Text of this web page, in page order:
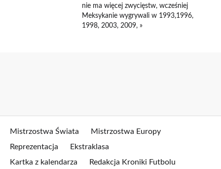
nie ma więcej zwycięstw, wcześniej
Meksykanie wygrywali w 1993,1996,
1998, 2003, 2009, »
Mistrzostwa Świata
Mistrzostwa Europy
Reprezentacja
Ekstraklasa
Kartka z kalendarza
Redakcja Kroniki Futbolu